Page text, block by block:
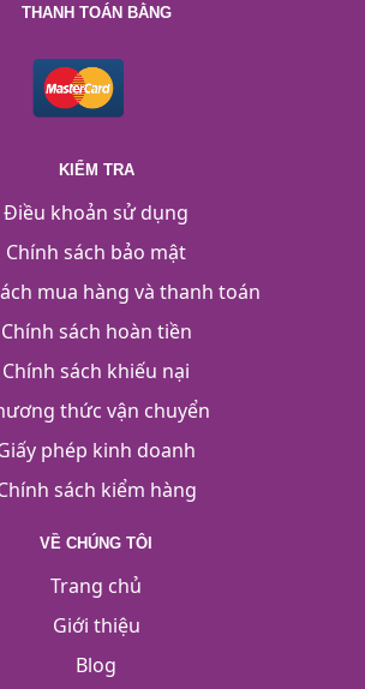
THANH TOÁN BẰNG
KIỂM TRA
Điều khoản sử dụng
Chính sách bảo mật
mua hàng và thanh toán
Chính sách hoàn tiền
Chính sách khiếu nại
thức vận chuyển
phép kinh doanh
sách kiểm hàng
VỀ CHÚNG TÔI
Trang chủ
Giới thiệu
Blog